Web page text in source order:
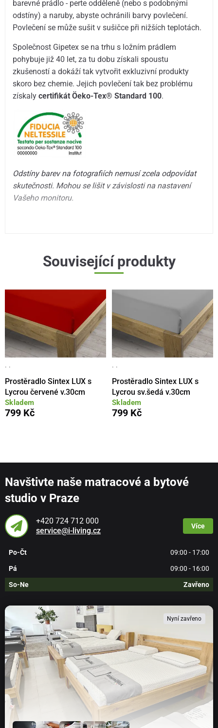
barevné prádlo - perte odděleně (nebo s podobnými
odstíny) a naruby, abyste ochránili barvy povlečení.
Povlečení se může sušit v sušičce při nižších teplotách.
Společnost Gipetex se na trhu s ložním prádlem
pohybuje již 40 let, za tu dobu získali spoustu
zkušeností a dokáží tak vytvořit exkluzivní produkty
skoro bez chemie. Jejich povlečení tak bez problému
získalycertifikát Öeko-Tex® Standard 100.
Odstíny barev na fotografiích nemusí zcela odpovídat
skutečnosti. Mohou se lišit v závislosti na nastavení
Vašeho monitoru.
Související produkty
· ·
Prostěradlo Sintex LUX s
Lycrou červené v.30cm
Skladem
799 Kč
· ·
Prostěradlo Sintex LUX s
Lycrou sv.šedá v.30cm
Skladem
799 Kč
Navštivte naše matracové a bytové
studio v Praze
+420 724 712 000
service@i-living.cz
Více
Po-Čt 09:00 - 17:00
Pá 09:00 - 16:00
So-Ne Zavřeno
Nyní zavřeno